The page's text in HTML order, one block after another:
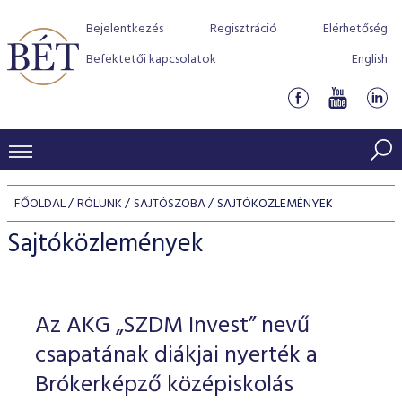
Bejelentkezés Regisztráció
Elérhetőség
Befektetői kapcsolatok
English
KERESKEDÉSI ADATOK
INDEXEK
Jelzáloglevél indexek
Vállalati kötvény indexek
Azonnali Piac
Részvények
Származékos piac
BEFEKTETŐK
Részvény szekció
Hitelpapír szekció
BÉT szabályzatok
Befektetővédelem
Alkalmazott díjstruktúra
Elszámolás
Részvény és vállalati kötvény tőzsdei bevezetését
program
BÉT Xtend - Részvénypiac egyszerűen
TŐZSDETAGOK
Tőzsdetagok, üzletkötők
VENDOROK
FŐOLDAL RÓLUNK SAJTÓSZOBA SAJTÓKÖZLEMÉNYEK
Sajtóközlemények
Az AKG „SZDM Invest” nevű
csapatának diákjai nyerték a
Brókerképző középiskolás